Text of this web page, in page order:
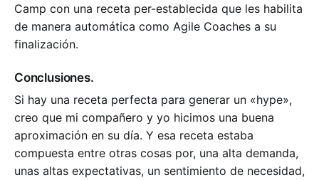
Camp con una receta per-establecida que les habilita
de manera automática como Agile Coaches a su
finalización.
Conclusiones.
Si hay una receta perfecta para generar un «hype»,
creo que mi compañero y yo hicimos una buena
aproximación en su día. Y esa receta estaba
compuesta entre otras cosas por, una alta demanda,
unas altas expectativas, un sentimiento de necesidad,